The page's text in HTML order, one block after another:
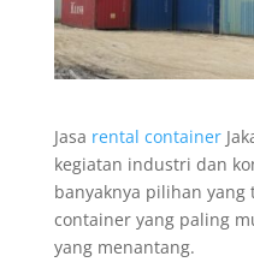
Jasa rental container
kegiatan industri dan
banyaknya pilihan yang
container yang paling
yang menantang.